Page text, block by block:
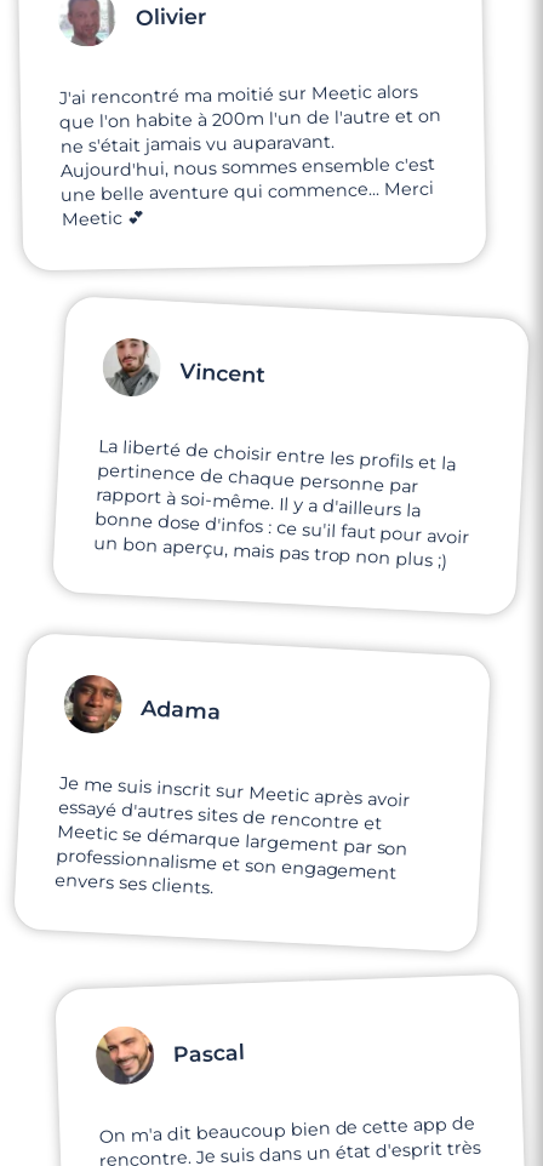
Olivier
J'ai rencontré ma moitié sur Meetic alors
que l'on habite à 200m l'un de l'autre et on
ne s'était jamais vu auparavant.
Aujourd'hui, nous sommes ensemble c'est
une belle aventure qui commence... Merci
Meetic 💕
Vincent
La liberté de choisir entre les profils et la
pertinence de chaque personne par
rapport à soi-même. Il y a d'ailleurs la
bonne dose d'infos : ce su'il faut pour avoir
un bon aperçu, mais pas trop non plus ;)
Adama
Je me suis inscrit sur Meetic après avoir
essayé d'autres sites de rencontre et
Meetic se démarque largement par son
professionnalisme et son engagement
envers ses clients.
Pascal
On m'a dit beaucoup bien de cette app de
rencontre. Je suis dans un état d'esprit très